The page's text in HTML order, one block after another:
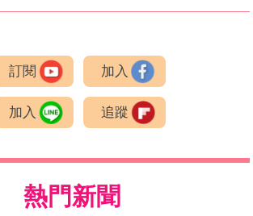
訂閱 加入
加入 追蹤
熱門新聞